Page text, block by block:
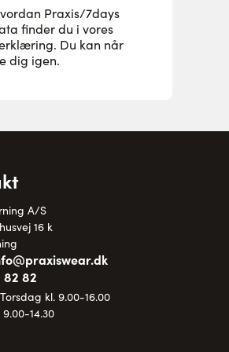
Praxis/7days
finder du i vores
. Du kan når
dig igen.
A/S
16 k
82 82
kl. 9.00-16.00
14.30